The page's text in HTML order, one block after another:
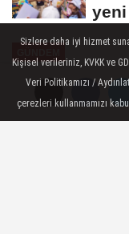
yeni
Yayınlanma: 07
Konya
Sizlere daha iyi hizmet
Kişisel verileriniz, KVKK ve
Veri Politikamızı /
çerezleri kullanmamızı